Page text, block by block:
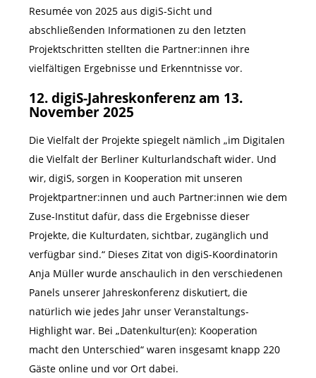
Resumée von 2025 aus digiS-Sicht und
abschließenden Informationen zu den letzten
Projektschritten stellten die Partner:innen ihre
vielfältigen Ergebnisse und Erkenntnisse vor.
12. digiS-Jahreskonferenz am 13.
November 2025
Die Vielfalt der Projekte spiegelt nämlich „im Digitalen
die Vielfalt der Berliner Kulturlandschaft wider. Und
wir, digiS, sorgen in Kooperation mit unseren
Projektpartner:innen und auch Partner:innen wie dem
Zuse-Institut dafür, dass die Ergebnisse dieser
Projekte, die Kulturdaten, sichtbar, zugänglich und
verfügbar sind.“ Dieses Zitat von digiS-Koordinatorin
Anja Müller wurde anschaulich in den verschiedenen
Panels unserer Jahreskonferenz diskutiert, die
natürlich wie jedes Jahr unser Veranstaltungs-
Highlight war. Bei „Datenkultur(en): Kooperation
macht den Unterschied“ waren insgesamt knapp 220
Gäste online und vor Ort dabei.